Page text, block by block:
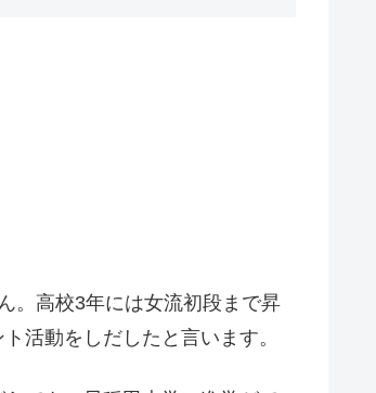
。高校3年には女流初段まで昇
活動をしだしたと言います。